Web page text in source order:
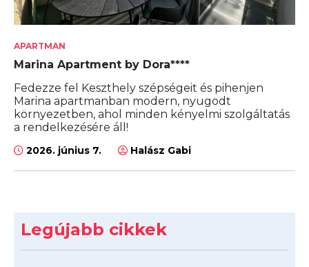
APARTMAN
Marina Apartment by Dora****
Fedezze fel Keszthely szépségeit és pihenjen
Marina apartmanban modern, nyugodt
környezetben, ahol minden kényelmi szolgáltatás
a rendelkezésére áll!
2026. június 7. Halász Gabi
Legújabb cikkek